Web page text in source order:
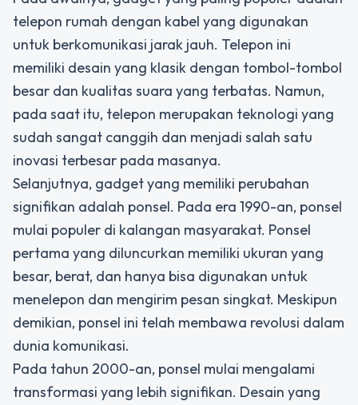
telepon rumah dengan kabel yang digunakan
untuk berkomunikasi jarak jauh. Telepon ini
memiliki desain yang klasik dengan tombol-tombol
besar dan kualitas suara yang terbatas. Namun,
pada saat itu, telepon merupakan teknologi yang
sudah sangat canggih dan menjadi salah satu
inovasi terbesar pada masanya.
Selanjutnya, gadget yang memiliki perubahan
signifikan adalah ponsel. Pada era 1990-an, ponsel
mulai populer di kalangan masyarakat. Ponsel
pertama yang diluncurkan memiliki ukuran yang
besar, berat, dan hanya bisa digunakan untuk
menelepon dan mengirim pesan singkat. Meskipun
demikian, ponsel ini telah membawa revolusi dalam
dunia komunikasi.
Pada tahun 2000-an, ponsel mulai mengalami
transformasi yang lebih signifikan. Desain yang